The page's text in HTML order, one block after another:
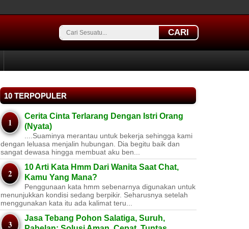
CARI
10 TERPOPULER
Cerita Cinta Terlarang Dengan Istri Orang
(Nyata)
....Suaminya merantau untuk bekerja sehingga kami
dengan leluasa menjalin hubungan. Dia begitu baik dan
sangat dewasa hingga membuat aku ben...
10 Arti Kata Hmm Dari Wanita Saat Chat,
Kamu Yang Mana?
Penggunaan kata hmm sebenarnya digunakan untuk
menunjukkan kondisi sedang berpikir. Seharusnya setelah
menggunakan kata itu ada kalimat teru...
Jasa Tebang Pohon Salatiga, Suruh,